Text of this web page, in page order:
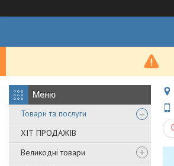
Товари та послуги
ХІТ ПРОДАЖІВ
Великодні товари